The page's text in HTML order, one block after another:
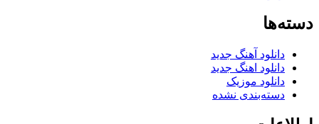
دسته‌ها
دانلود آهنگ جدید
دانلود اهنگ جدید
دانلود موزیک
دسته‌بندی نشده